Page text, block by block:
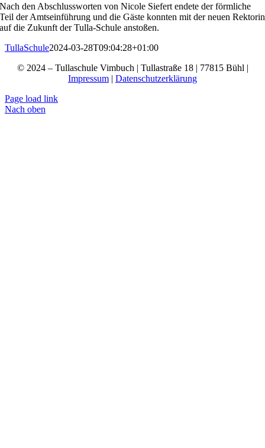
Nach den Abschlussworten von Nicole Siefert endete der förmliche
Teil der Amtseinführung und die Gäste konnten mit der neuen Rektorin
auf die Zukunft der Tulla-Schule anstoßen.
TullaSchule2024-03-28T09:04:28+01:00
© 2024 – Tullaschule Vimbuch | Tullastraße 18 | 77815 Bühl |
Impressum | Datenschutzerklärung
Page load link
Nach oben